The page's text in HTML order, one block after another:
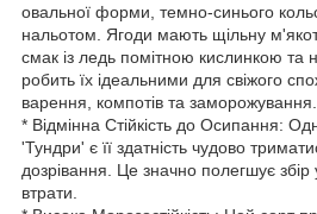
овальної форми, темно-синього
нальотом. Ягоди мають щільну
смак із ледь помітною кислинкою
робить їх ідеальними для свіжого
варення, компотів та заморожування.
* Відмінна Стійкість до Осипання:
'Тундри' є її здатність чудово
дозрівання. Це значно полегшує збір
втрати.